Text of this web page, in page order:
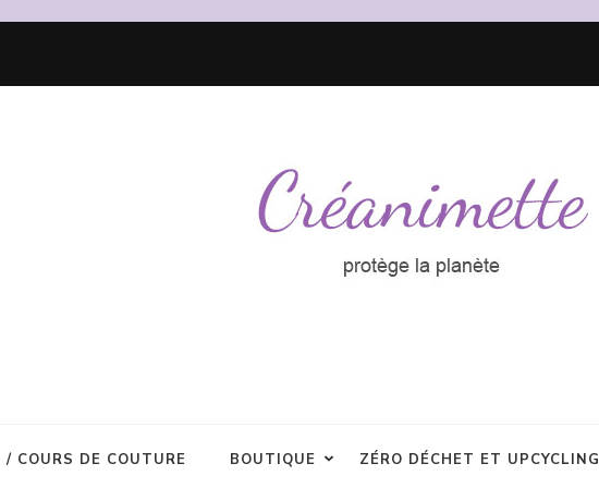
/ COURS DE COUTURE BOUTIQUE ZÉRO DÉCHET ET UPCYCLING